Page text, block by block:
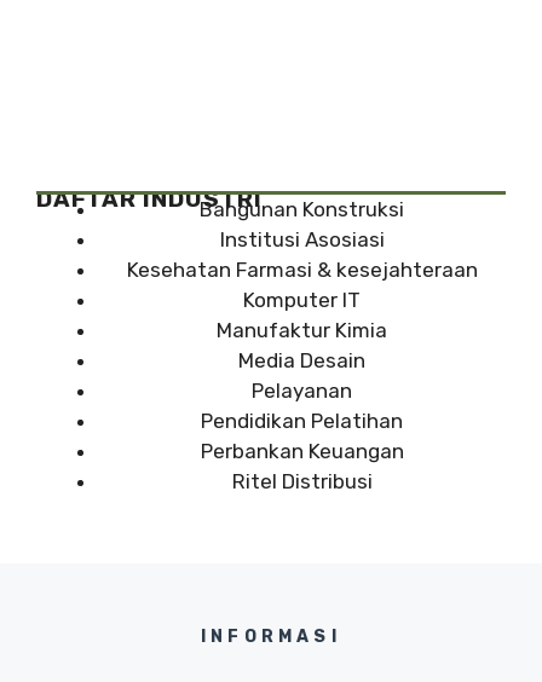
DAFTAR INDUSTRIBangunan Konstruksi
Institusi Asosiasi
Kesehatan Farmasi & kesejahteraan
Komputer IT
Manufaktur Kimia
Media Desain
Pelayanan
Pendidikan Pelatihan
Perbankan Keuangan
Ritel Distribusi
INFORMASI